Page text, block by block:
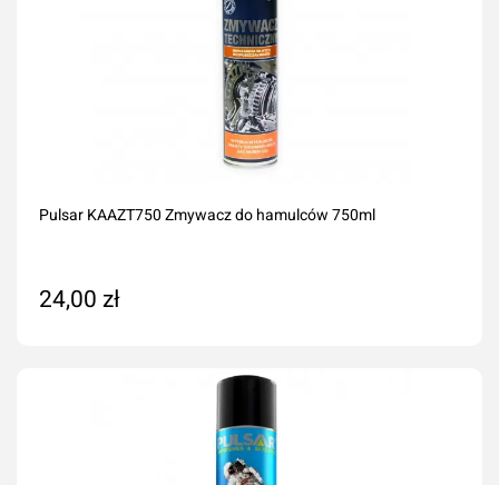
Pulsar KAAZT750 Zmywacz do hamulców 750ml
24,00 zł